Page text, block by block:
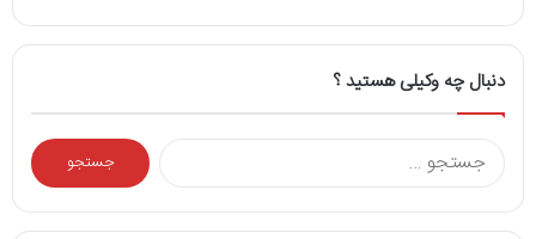
دنبال چه وکیلی هستید ؟
جستجو
برای: